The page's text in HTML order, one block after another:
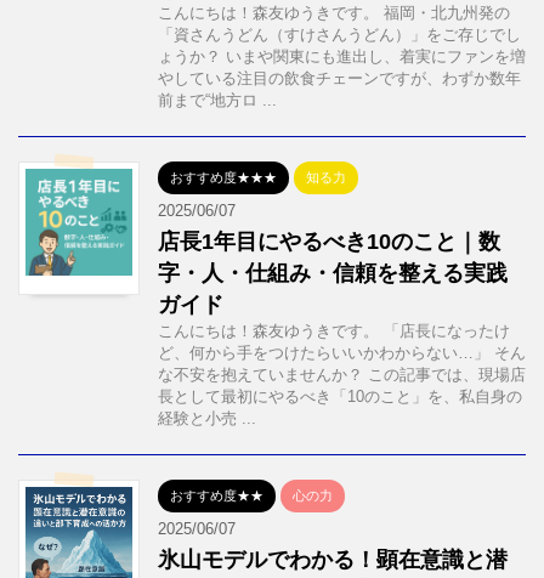
こんにちは！森友ゆうきです。 福岡・北九州発の
「資さんうどん（すけさんうどん）」をご存じでし
ょうか？ いまや関東にも進出し、着実にファンを増
やしている注目の飲食チェーンですが、わずか数年
前まで“地方ロ ...
おすすめ度★★★ 知る力
2025/06/07
店長1年目にやるべき10のこと｜数
字・人・仕組み・信頼を整える実践
ガイド
こんにちは！森友ゆうきです。 「店長になったけ
ど、何から手をつけたらいいかわからない…」 そん
な不安を抱えていませんか？ この記事では、現場店
長として最初にやるべき「10のこと」を、私自身の
経験と小売 ...
おすすめ度★★ 心の力
2025/06/07
氷山モデルでわかる！顕在意識と潜